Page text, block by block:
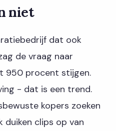
niet
dat ook
de vraag naar
950 procent stijgen.
- dat is een trend.
kopers zoeken
duiken clips op van